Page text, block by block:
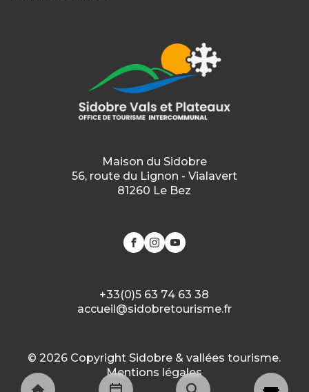
Groupes
Préparez vos visites de
Maison du Sidobre
56, route du Lignon - Vialavert
81260 Le Bez
+33(0)5 63 74 63 38
accueil@sidobretourisme.fr
© 2026 Copyright Sidobre & vallées tourisme.
Mentions légales